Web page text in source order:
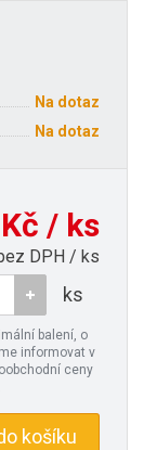
Na dotaz
Na dotaz
/ ks
DPH / ks
ks
balení, o
informovat v
ceny
košíku